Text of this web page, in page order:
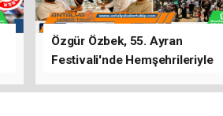
Özgür Özbek, 55. Ayran
Festivali'nde Hemşehrileriyle